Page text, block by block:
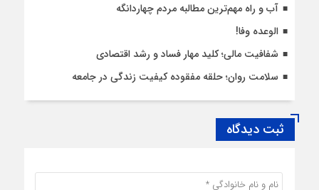
آب و راه مهم‌ترین مطالبه مردم چهاردانگه
الوعده وفا!
شفافیت مالی؛ کلید مهار فساد و رشد اقتصادی
سلامت روان؛ حلقه مفقوده کیفیت زندگی در جامعه
ثبت دیدگاه